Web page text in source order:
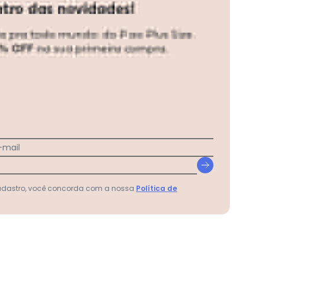
você concorda com a nossa Política de